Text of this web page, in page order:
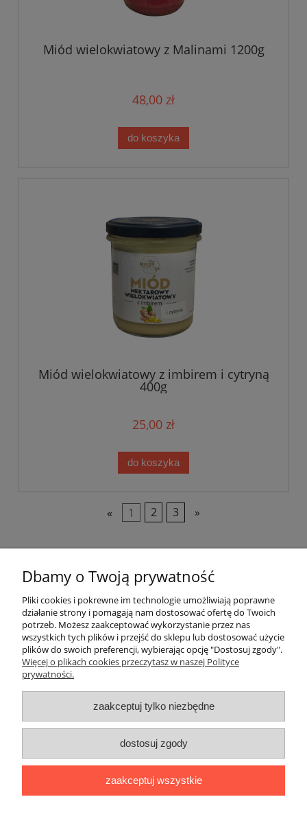
Miód wielokwiatowy z Malinami 1200g
48,00 zł
do koszyka
Miód wielokwiatowy z imbirem i cytryną
400g
25,00 zł
do koszyka
« 1 2 3 »
Pomoc
Moje konto
Płatności i dostawa
Informacje
O nas
Pasieka Strzeczona| ul. Strzeczona 33a, 77-310 Debrzno, woj.
Dbamy o Twoją prywatność
Pliki cookies i pokrewne im technologie umożliwiają poprawne
działanie strony i pomagają nam dostosować ofertę do Twoich
potrzeb. Możesz zaakceptować wykorzystanie przez nas
wszystkich tych plików i przejść do sklepu lub dostosować użycie
plików do swoich preferencji, wybierając opcję "Dostosuj zgody".
Więcej o plikach cookies przeczytasz w naszej Polityce
prywatności.
zaakceptuj tylko niezbędne
dostosuj zgody
zaakceptuj wszystkie